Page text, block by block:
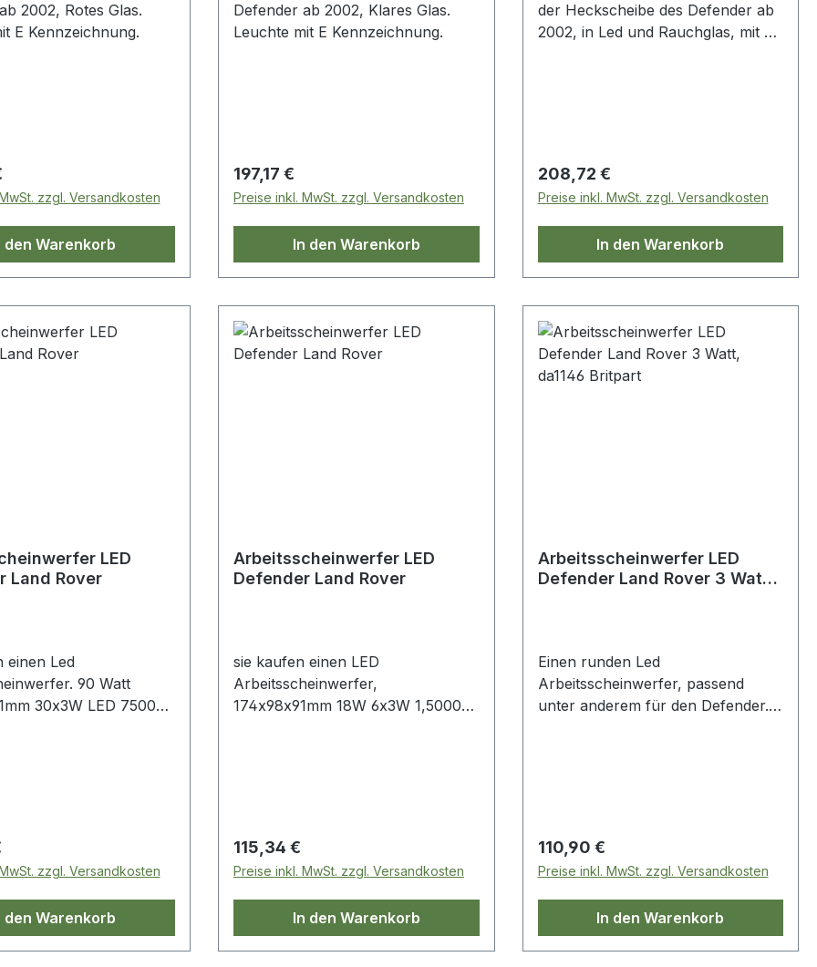
2002, Rotes Glas.
E Kennzeichnung.
zzgl. Versandkosten
den Warenkorb
Defender ab 2002, Klares Glas.
Leuchte mit E Kennzeichnung.
Regulärer Preis:
197,17 €
Preise inkl. MwSt. zzgl. Versandkosten
In den Warenkorb
der Heckscheibe des Defender ab
2002, in Led und Rauchglas, mit E-
Regulärer Preis:
208,72 €
Preise inkl. MwSt. zzgl. Versandkosten
In den Warenkorb
LED
Land Rover
einen Led
90 Watt
30x3W LED 7500
zzgl. Versandkosten
den Warenkorb
Arbeitsscheinwerfer LED
Defender Land Rover
sie kaufen einen LED
Arbeitsscheinwerfer,
174x98x91mm 18W 6x3W 1,5000
Regulärer Preis:
115,34 €
Preise inkl. MwSt. zzgl. Versandkosten
In den Warenkorb
Arbeitsscheinwerfer LED
Defender Land Rover 3 Watt,
Einen runden Led
Arbeitsscheinwerfer, passend
unter anderem für den Defender.
Regulärer Preis:
110,90 €
Preise inkl. MwSt. zzgl. Versandkosten
In den Warenkorb